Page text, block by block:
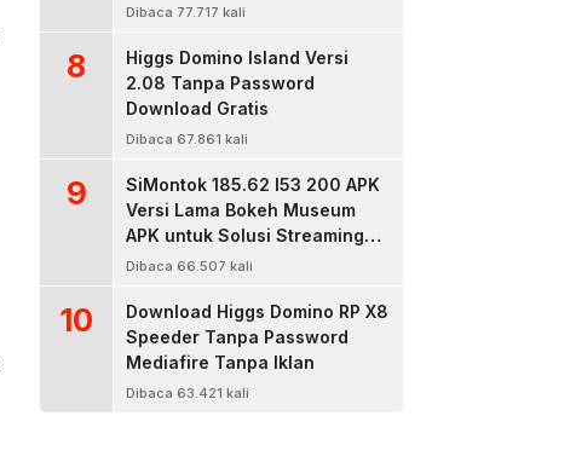
Dibaca 77.717 kali
8
Higgs Domino Island Versi
2.08 Tanpa Password
Download Gratis
Dibaca 67.861 kali
9
SiMontok 185.62 l53 200 APK
Versi Lama Bokeh Museum
APK untuk Solusi Streaming
Video Bokeh Tanpa Batas
Dibaca 66.507 kali
10
Download Higgs Domino RP X8
Speeder Tanpa Password
Mediafire Tanpa Iklan
Dibaca 63.421 kali